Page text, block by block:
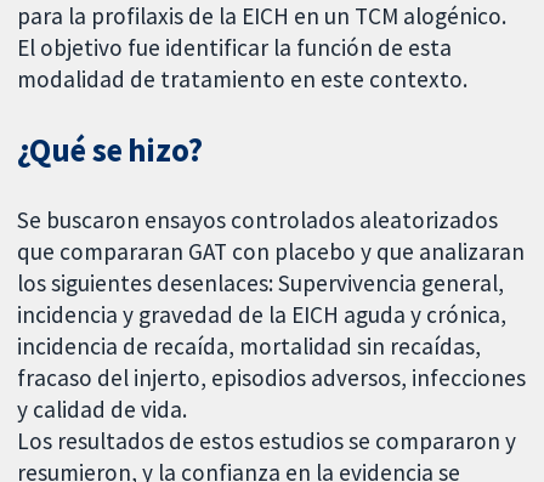
para la profilaxis de la EICH en un TCM alogénico.
El objetivo fue identificar la función de esta
modalidad de tratamiento en este contexto.
¿Qué se hizo?
Se buscaron ensayos controlados aleatorizados
que compararan GAT con placebo y que analizaran
los siguientes desenlaces: Supervivencia general,
incidencia y gravedad de la EICH aguda y crónica,
incidencia de recaída, mortalidad sin recaídas,
fracaso del injerto, episodios adversos, infecciones
y calidad de vida.
Los resultados de estos estudios se compararon y
resumieron, y la confianza en la evidencia se